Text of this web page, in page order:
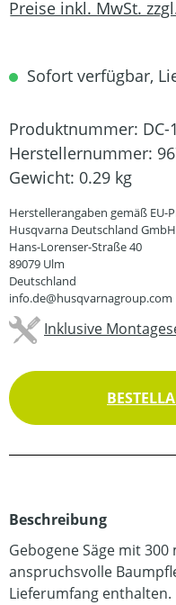
Preise inkl. MwSt.
Sofort verfügbar,
Produktnummer: DC-
Herstellernummer:
Gewicht: 0.29 kg
Herstellerangaben gemäß EU-
Husqvarna Deutschland GmbH
Hans-Lorenser-Straße 40
89079 Ulm
Deutschland
info.de@husqvarnagroup.com
Inklusive
Beschreibung
Gebogene Säge mit
anspruchsvolle
Lieferumfang enthalten.